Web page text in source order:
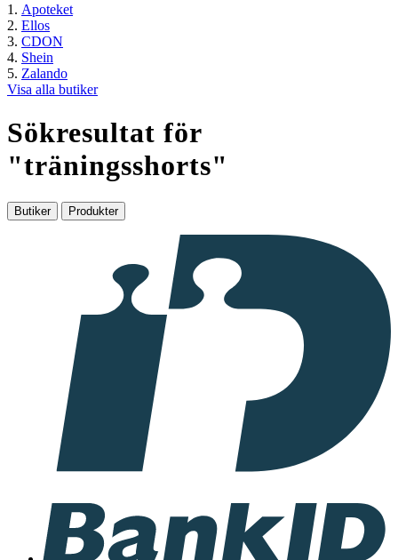
Apoteket
Ellos
CDON
Shein
Zalando
Visa alla butiker
Sökresultat för
"träningsshorts"
Butiker Produkter